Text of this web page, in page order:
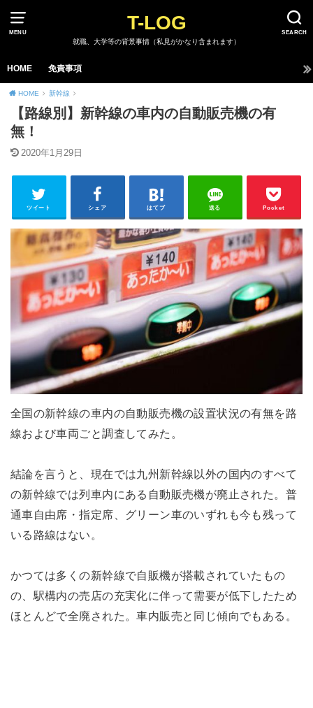
MENU SEARCH
T-LOG
就職、大学等の背景事情（私見がかなり含まれます）
HOME 免責事項
HOME 新幹線
【路線別】新幹線の車内の自動販売機の有
無！
2020年1月29日
ツイート シェア はてブ 送る Pocket
全国の新幹線の車内の自動販売機の設置状況の有無を路
線および車両ごと調査してみた。
結論を言うと、現在では九州新幹線以外の国内のすべて
の新幹線では列車内にある自動販売機が廃止された。普
通車自由席・指定席、グリーン車のいずれも今も残って
いる路線はない。
かつては多くの新幹線で自販機が搭載されていたもの
の、駅構内の売店の充実化に伴って需要が低下したため
ほとんどで全廃された。車内販売と同じ傾向でもある。